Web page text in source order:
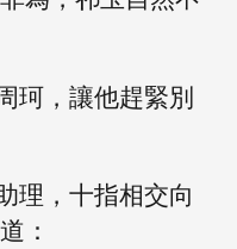
珂，讓他趕緊別
理，十指相交向
：